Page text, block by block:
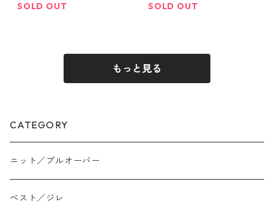
SOLD OUT
SOLD OUT
もっと見る
CATEGORY
ニット／プルオーバー
ベスト／ジレ